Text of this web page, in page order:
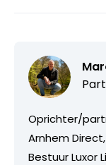
Oprichter/
Arnhem
Bestuur Luxor